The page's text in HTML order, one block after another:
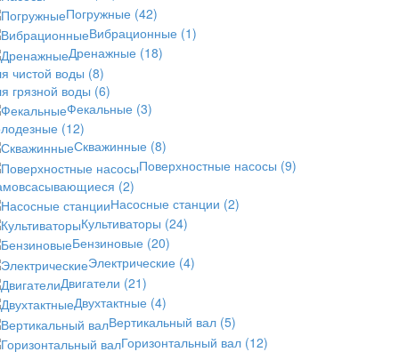
Погружные (42)
Вибрационные (1)
Дренажные (18)
чистой воды (8)
грязной воды (6)
Фекальные (3)
(12)
Скважинные (8)
Поверхностные насосы (9)
(2)
Насосные станции (2)
Культиваторы (24)
Бензиновые (20)
Электрические (4)
Двигатели (21)
Двухтактные (4)
Вертикальный вал (5)
Горизонтальный вал (12)